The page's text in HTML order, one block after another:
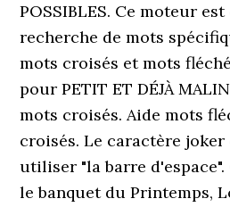
POSSIBLES. Ce moteur
recherche de mots
mots croisés et mots
pour PETIT ET DÉJÀ
mots croisés. Aide mots
croisés. Le caractère
utiliser "la barre
le banquet du Printemps,